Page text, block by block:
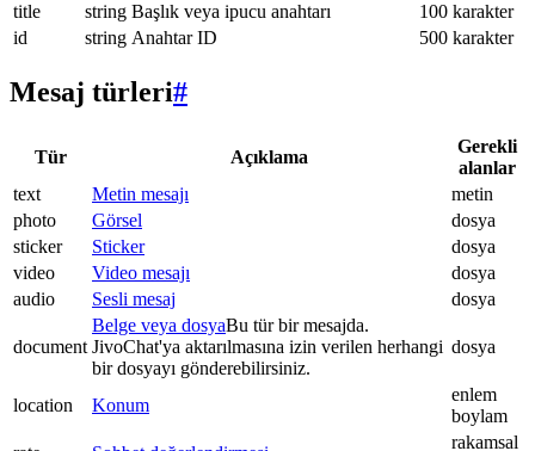
title
string Başlık veya ipucu anahtarı
100 karakter
id
string Anahtar ID 500 karakter
Mesaj türleri#
Tür Açıklama
Gerekli
alanlar
text
Metin mesajı
metin
photo
Görsel
dosya
sticker
Sticker
dosya
video
Video mesajı
dosya
audio
Sesli mesaj dosya
document
Belge veya dosyaBu tür bir mesajda.
JivoChat'ya aktarılmasına izin verilen herhangi
bir dosyayı gönderebilirsiniz.
dosya
location Konum
enlem
boylam
rakamsal